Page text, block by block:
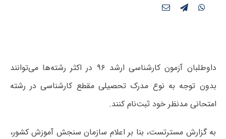
داوطلبان آزمون کارشناسی ارشد ۹۶ در اکثر رشته‌ها می‌توانند
بدون توجه به نوع مدرک تحصیلی مقطع کارشناسی در رشته
امتحانی مدنظر خود ثبت‌نام کنند.
به گزارش مسترتست، بنا بر اعلام سازمان سنجش آموزش کشور،